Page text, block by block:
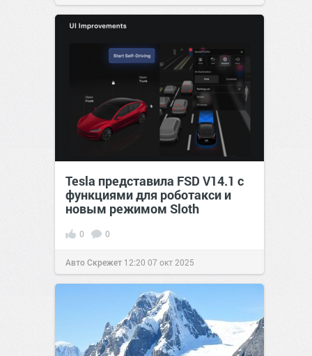
Tesla представила FSD V14.1 с
функциями для роботакси и
новым режимом Sloth
0 0
Авто Скрежет 12:20 07 окт 2025